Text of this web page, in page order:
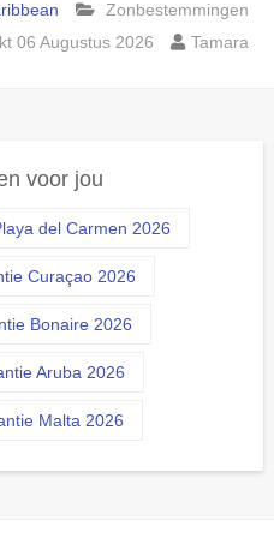
Zonbestemmingen
06 Augustus 2026
Tamara
voor jou
del Carmen 2026
Curaçao 2026
Bonaire 2026
Aruba 2026
Malta 2026